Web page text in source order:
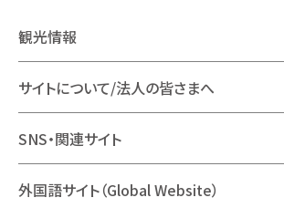
観光情報
サイトについて/法人の皆さまへ
SNS・関連サイト
外国語サイト（Global Website）